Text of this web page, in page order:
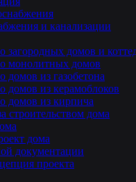
и канализации
загородных домов и
монолитных домов
домов из газобетона
домов из керамоблоков
домов из кирпича
строительством дома
дома
документации
проекта